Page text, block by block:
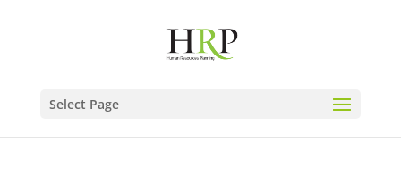
Select Page